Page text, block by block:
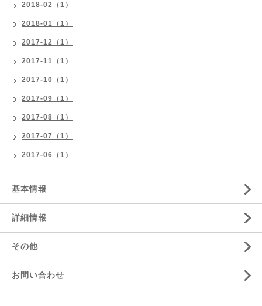
2018-02（1）
2018-01（1）
2017-12（1）
2017-11（1）
2017-10（1）
2017-09（1）
2017-08（1）
2017-07（1）
2017-06（1）
基本情報
詳細情報
その他
お問い合わせ